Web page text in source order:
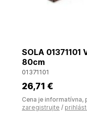
SOLA
80cm
01371101
26,71 €
Cena je informatívna,
zaregistrujte /